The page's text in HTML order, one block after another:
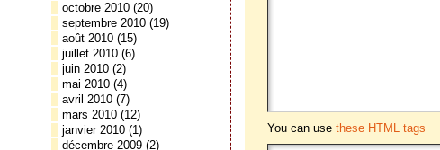
octobre 2010 (20)
septembre 2010 (19)
août 2010 (15)
juillet 2010 (6)
juin 2010 (2)
mai 2010 (4)
avril 2010 (7)
mars 2010 (12)
janvier 2010 (1)
décembre 2009 (2)
You can use these HTML tags